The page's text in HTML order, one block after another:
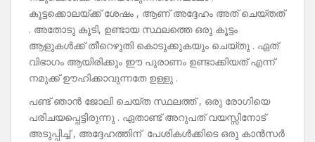
കൂട്ടക്കൊലയ്ക്ക് ശേഷം , ആണ് അദ്ദേഹം അത് ചെയ്തത്
. അതോടു കൂടി, ഉണ്ടായ സ്ഥലത്തെ ഒരു കൂട്ടം
ആളുകൾക്ക് തീറെഴുതി കൊടുക്കുകയും ചെയ്തു . ഏത്
വിഭാഗം ആയിരിക്കും ഈ പുരാണം ഉണ്ടാക്കിയത് എന്ന്
നമുക്ക് ഊഹിക്കാവുന്നതേ ഉള്ളു .
പണ്ട് ഞാൻ ജോലി ചെയ്ത സ്ഥലത്ത് , ഒരു രോഗിയെ
പരിചയപ്പെട്ടിരുന്നു . ഏതാണ്ട് അറുപത് വയസ്സിനോട്
അടുപ്പിച്ച് , അദ്ദേഹത്തിന് പേശികൾക്കിടെ ഒരു കാൻസർ